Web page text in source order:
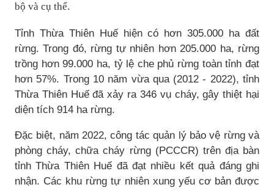
bộ và cụ thể.
Tỉnh Thừa Thiên Huế hiện có hơn 305.000 ha đất
rừng. Trong đó, rừng tự nhiên hơn 205.000 ha, rừng
trồng hơn 99.000 ha, tỷ lệ che phủ rừng toàn tỉnh đạt
hơn 57%. Trong 10 năm vừa qua (2012 - 2022), tỉnh
Thừa Thiên Huế đã xảy ra 346 vụ cháy, gây thiệt hại
diện tích 914 ha rừng.
Đặc biệt, năm 2022, công tác quản lý bảo vệ rừng và
phòng cháy, chữa cháy rừng (PCCCR) trên địa bàn
tỉnh Thừa Thiên Huế đã đạt nhiều kết quả đáng ghi
nhận. Các khu rừng tự nhiên xung yếu cơ bản được